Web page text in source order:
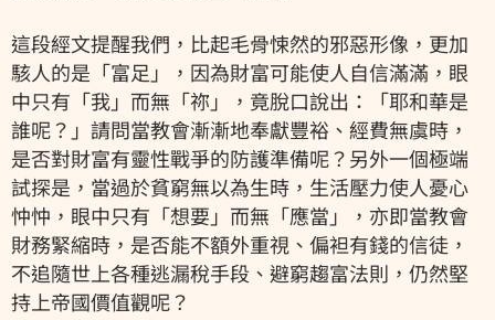
這段經文提醒我們，比起毛骨悚然的邪惡形像，更加
駭人的是「富足」，因為財富可能使人自信滿滿，眼
中只有「我」而無「祢」，竟脫口說出：「耶和華是
誰呢？」請問當教會漸漸地奉獻豐裕、經費無虞時，
是否對財富有靈性戰爭的防護準備呢？另外一個極端
試探是，當過於貧窮無以為生時，生活壓力使人憂心
忡忡，眼中只有「想要」而無「應當」，亦即當教會
財務緊縮時，是否能不額外重視、偏袒有錢的信徒，
不追隨世上各種逃漏稅手段、避窮趨富法則，仍然堅
持上帝國價值觀呢？